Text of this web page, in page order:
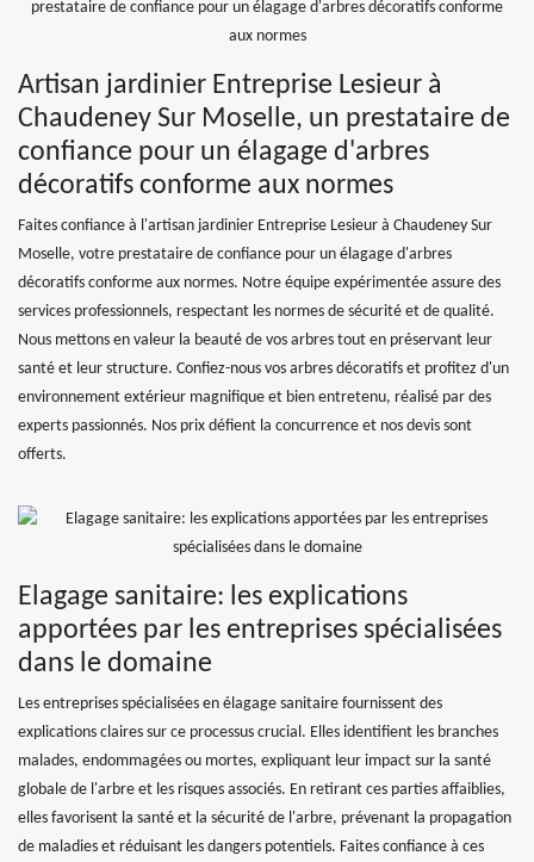
Artisan jardinier Entreprise Lesieur à
Chaudeney Sur Moselle, un prestataire de
confiance pour un élagage d'arbres
décoratifs conforme aux normes
Faites confiance à l'artisan jardinier Entreprise Lesieur à Chaudeney Sur
Moselle, votre prestataire de confiance pour un élagage d'arbres
décoratifs conforme aux normes. Notre équipe expérimentée assure des
services professionnels, respectant les normes de sécurité et de qualité.
Nous mettons en valeur la beauté de vos arbres tout en préservant leur
santé et leur structure. Confiez-nous vos arbres décoratifs et profitez d'un
environnement extérieur magnifique et bien entretenu, réalisé par des
experts passionnés. Nos prix défient la concurrence et nos devis sont
offerts.
Elagage sanitaire: les explications
apportées par les entreprises spécialisées
dans le domaine
Les entreprises spécialisées en élagage sanitaire fournissent des
explications claires sur ce processus crucial. Elles identifient les branches
malades, endommagées ou mortes, expliquant leur impact sur la santé
globale de l'arbre et les risques associés. En retirant ces parties affaiblies,
elles favorisent la santé et la sécurité de l'arbre, prévenant la propagation
de maladies et réduisant les dangers potentiels. Faites confiance à ces